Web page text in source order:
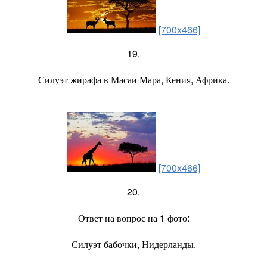
[700x466]
19.
Силуэт жирафа в Масаи Мара, Кения, Африка.
[700x466]
20.
Ответ на вопрос на 1 фото:
Силуэт бабочки, Нидерланды.